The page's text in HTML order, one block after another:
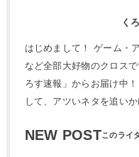
く
はじめまして！ ゲーム・
など全部大好物のクロス
ろす速報」からお届け中
して、アツいネタを追いか
NEW POST